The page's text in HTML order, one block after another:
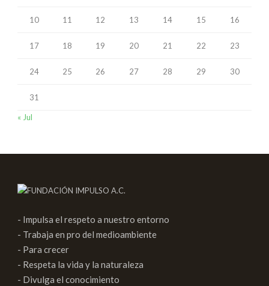
10 11 12 13 14 15 16
17 18 19 20 21 22 23
24 25 26 27 28 29 30
31
« Jul
- Impulsa el respeto a nuestro entorno
- Trabaja en pro del medioambiente
- Para crecer
- Respeta la vida y la naturaleza
- Divulga el conocimiento